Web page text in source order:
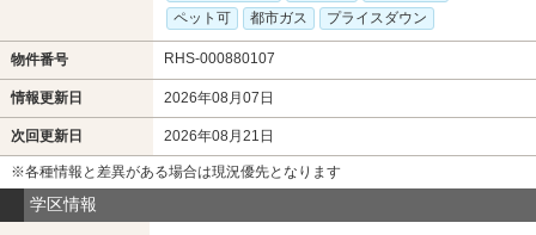
ペット可
都市ガス プライスダウン
物件番号 RHS-000880107
情報更新日 2026年08月07日
次回更新日 2026年08月21日
※各種情報と差異がある場合は現況優先となります
学区情報